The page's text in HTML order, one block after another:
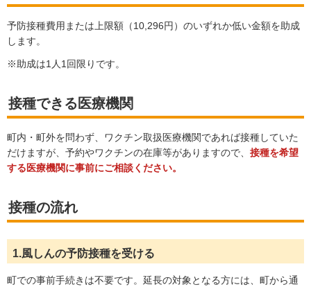
予防接種費用または上限額（10,296円）のいずれか低い金額を助成
します。
※助成は1人1回限りです。
接種できる医療機関
町内・町外を問わず、ワクチン取扱医療機関であれば接種していた
だけますが、予約やワクチンの在庫等がありますので、 接種を希望
する医療機関に事前にご相談ください。
接種の流れ
1.風しんの予防接種を受ける
町での事前手続きは不要です。延長の対象となる方には、町から通